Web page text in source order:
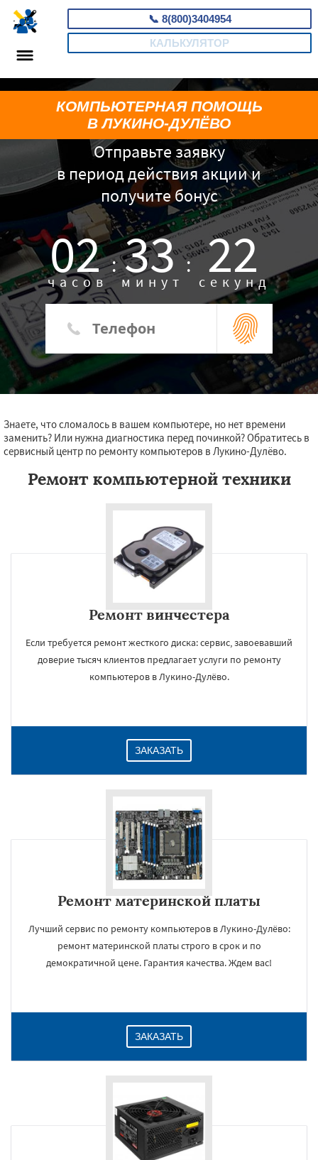
📞 8(800)3404954
КАЛЬКУЛЯТОР
Отправьте заявку
в период действия акции и
получите бонус
02 :
часов 33 :
минут 21
секунд
КОМПЬЮТЕРНАЯ ПОМОЩЬ
В ЛУКИНО-ДУЛЁВО
Знаете, что сломалось в вашем компьютере, но нет времени
заменить? Или нужна диагностика перед починкой? Обратитесь в
сервисный центр по ремонту компьютеров в Лукино-Дулёво.
Ремонт компьютерной техники
Ремонт винчестера
Если требуется ремонт жесткого диска: сервис, завоевавший
доверие тысяч клиентов предлагает услуги по ремонту
компьютеров в Лукино-Дулёво.
ЗАКАЗАТЬ
Ремонт материнской платы
Лучший сервис по ремонту компьютеров в Лукино-Дулёво:
ремонт материнской платы строго в срок и по
демократичной цене. Гарантия качества. Ждем вас!
ЗАКАЗАТЬ